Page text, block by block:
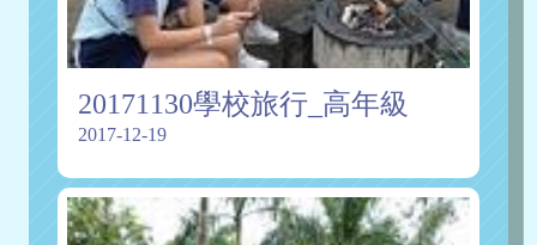
20171130學校旅行_高年級
2017-12-19